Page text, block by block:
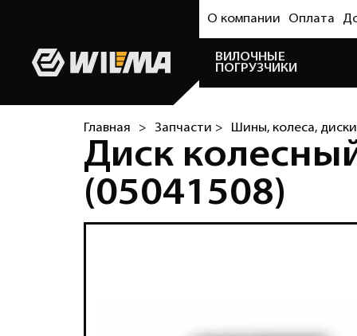
О компании Оплата
ВИЛОЧНЫЕ
ПОГРУЗЧИКИ
Главная > Запчасти > Шины, колеса,
Диск
(05041508)